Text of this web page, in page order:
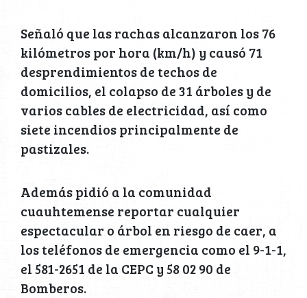
Señaló que las rachas alcanzaron los 76
kilómetros por hora (km/h) y causó 71
desprendimientos de techos de
domicilios, el colapso de 31 árboles y de
varios cables de electricidad, así como
siete incendios principalmente de
pastizales.
Además pidió a la comunidad
cuauhtemense reportar cualquier
espectacular o árbol en riesgo de caer, a
los teléfonos de emergencia como el 9-1-1,
el 581-2651 de la CEPC y 58 02 90 de
Bomberos.